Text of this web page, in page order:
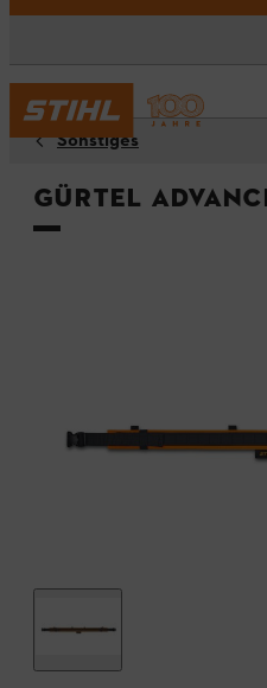
Sonstiges
Gürtel